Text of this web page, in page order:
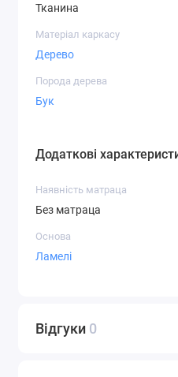
Тканина
Матеріал каркасу
Дерево
Порода дерева
Бук
Додаткові
Наявність матраца
Без матраца
Основа
Ламелі
Відгуки 0